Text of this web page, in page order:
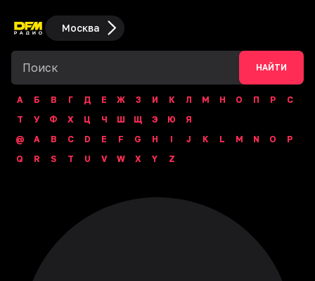
Москва
НАЙТИ
А Б В Г Д Е Ж З И К Л М Н О П Р
С
Т
У Ф Х Ц Ч Ш Щ Э Ю
Я
@
A B C D E F G H I J K L M N O
P
Q
R S T U V W X Y Z